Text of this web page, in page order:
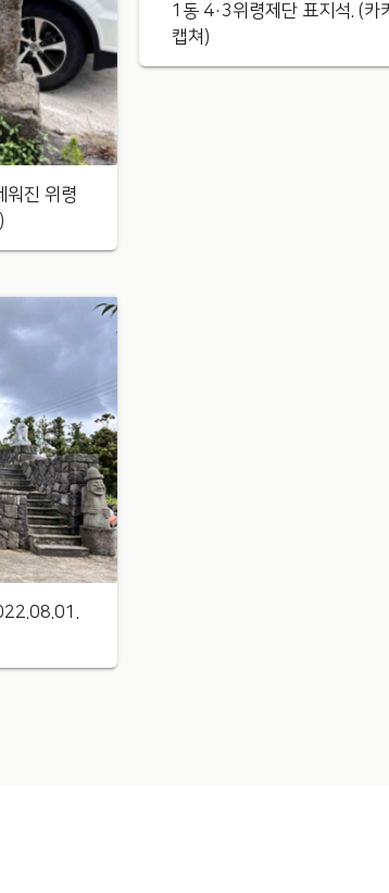
워진 위령
1동 4·3위령제단 표지석. (카
캡쳐)